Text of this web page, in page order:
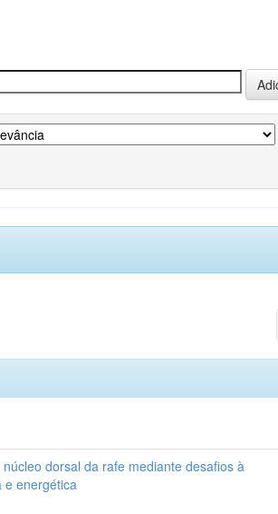
dorsal da rafe mediante desafios à
e energética